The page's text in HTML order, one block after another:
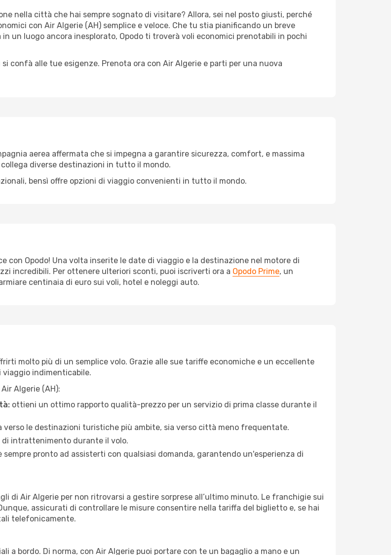
nella città che hai sempre sognato di visitare? Allora, sei nel posto giusti, perché
con Air Algerie (AH) semplice e veloce. Che tu stia pianificando un breve
un luogo ancora inesplorato, Opodo ti troverà voli economici prenotabili in pochi
confà alle tue esigenze. Prenota ora con Air Algerie e parti per una nuova
aerea affermata che si impegna a garantire sicurezza, comfort, e massima
diverse destinazioni in tutto il mondo.
bensì offre opzioni di viaggio convenienti in tutto il mondo.
con Opodo! Una volta inserite le date di viaggio e la destinazione nel motore di
incredibili. Per ottenere ulteriori sconti, puoi iscriverti ora a Opodo Prime, un
centinaia di euro sui voli, hotel e noleggi auto.
molto più di un semplice volo. Grazie alle sue tariffe economiche e un eccellente
viaggio indimenticabile.
Algerie (AH):
ottieni un ottimo rapporto qualità-prezzo per un servizio di prima classe durante il
verso le destinazioni turistiche più ambite, sia verso città meno frequentate.
intrattenimento durante il volo.
sempre pronto ad assisterti con qualsiasi domanda, garantendo un'esperienza di
di Air Algerie per non ritrovarsi a gestire sorprese all’ultimo minuto. Le franchigie sui
assicurati di controllare le misure consentire nella tariffa del biglietto e, se hai
telefonicamente.
a bordo. Di norma, con Air Algerie puoi portare con te un bagaglio a mano e un